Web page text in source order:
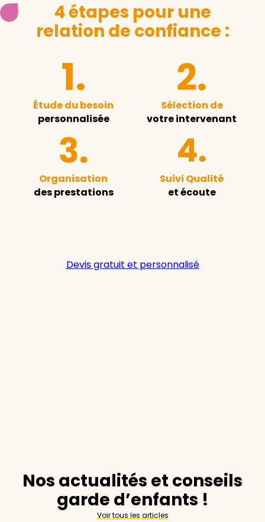
4 étapes pour une
relation de confiance :
Étude du besoin
personnalisée
Sélection de
votre intervenant
Organisation
des prestations
Suivi Qualité
et écoute
Devis gratuit et personnalisé
Nos actualités et conseils
garde d’enfants !
Voir tous les articles